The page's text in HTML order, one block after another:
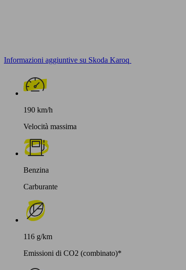
Informazioni aggiuntive su Skoda Karoq
190 km/h
Velocità massima
Benzina
Carburante
116 g/km
Emissioni di CO2 (combinato)*